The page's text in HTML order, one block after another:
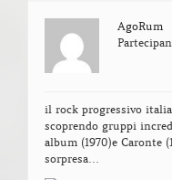
AgoRum
il rock progressivo
scoprendo gruppi
album (1970)e Caronte
sorpresa…